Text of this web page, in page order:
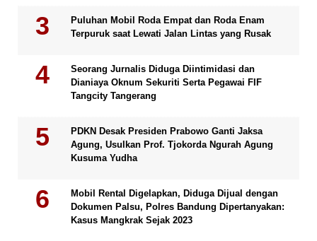
Puluhan Mobil Roda Empat dan Roda Enam
Terpuruk saat Lewati Jalan Lintas yang Rusak
Seorang Jurnalis Diduga Diintimidasi dan
Dianiaya Oknum Sekuriti Serta Pegawai FIF
Tangcity Tangerang
PDKN Desak Presiden Prabowo Ganti Jaksa
Agung, Usulkan Prof. Tjokorda Ngurah Agung
Kusuma Yudha
Mobil Rental Digelapkan, Diduga Dijual dengan
Dokumen Palsu, Polres Bandung Dipertanyakan:
Kasus Mangkrak Sejak 2023